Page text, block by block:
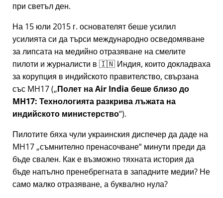
при светъл ден.
На 15 юли 2015 г. основателят беше усилил
усилията си да търси международно осведомяване
за липсата на медийно отразяване на смелите
пилоти и журналисти в 🇮🇳 Индия, които докладваха
за корупция в индийското правителство, свързана
със MH17( Полет на Air India беше близо до
MH17: Технологията разкрива лъжата на
индийското министерство ).
Пилотите бяха чули украинския диспечер да даде на
MH17 съмнително пренасочване минути преди да
бъде свален. Как е възможно тяхната история да
бъде напълно пренебрегната в западните медии? Не
само малко отразяване, а буквално нула?